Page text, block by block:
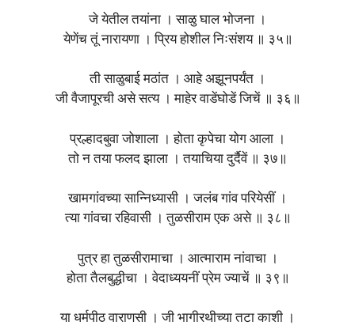
जे येतील तयांना । साळु घाल भोजना ।
येणेंच तूं नारायणा । प्रिय होशील निःसंशय ॥ ३५॥
ती साळुबाई मठांत । आहे अझूनपर्यंत ।
जी वैजापूरची असे सत्य । माहेर वाडेंघोडें जिचें ॥ ३६॥
प्रल्हादबुवा जोशाला । होता कृपेचा योग आला ।
तो न तया फलद झाला । तयाचिया दुर्दैवें ॥ ३७॥
खामगांवच्या सान्निध्यासी । जलंब गांव परियेसीं ।
त्या गांवचा रहिवासी । तुळसीराम एक असे ॥ ३८॥
पुत्र हा तुळसीरामाचा । आत्माराम नांवाचा ।
होता तैलबुद्धीचा । वेदाध्ययनीं प्रेम ज्याचें ॥ ३९॥
या धर्मपीठ वाराणसी । जी भागीरथीच्या तटा काशी ।